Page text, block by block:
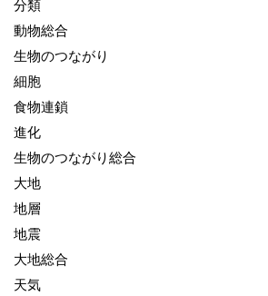
分類
動物総合
生物のつながり
細胞
食物連鎖
進化
生物のつながり総合
大地
地層
地震
大地総合
天気